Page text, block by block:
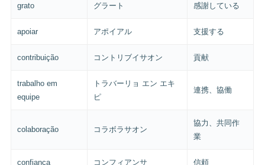
grato グラート 感謝している
apoiar アポイアル 支援する
contribuição コントリブイサオン 貢献
trabalho em
equipe
トラバーリョ エン エキ
ピ
連携、協働
colaboração コラボラサオン
協力、共同作
業
confiança コンフィアンサ 信頼